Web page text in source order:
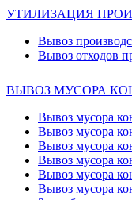
УТИЛИЗАЦИЯ
Вывоз
Вывоз отходов
ВЫВОЗ МУСОРА
Вывоз мусора
Вывоз мусора
Вывоз мусора
Вывоз мусора
Вывоз мусора
Вывоз мусора